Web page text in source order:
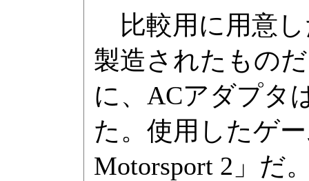
比較用に用意し
製造されたもの
に、ACアダプタ
た。使用したゲ
Motorsport 2」だ